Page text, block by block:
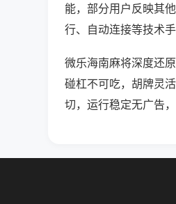
能，部分用户反映其
行、自动连接等技术手
微乐海南麻将深度还
碰杠不可吃，胡牌灵
切，运行稳定无广告